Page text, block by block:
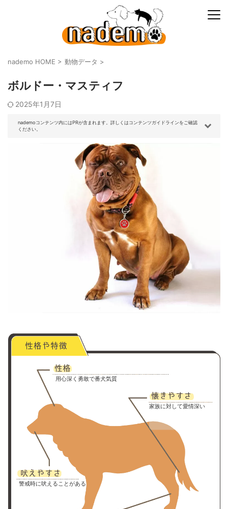
nademo HOME > 動物データ >
ボルドー・マスティフ
2025年1月7日
nademoコンテンツ内にはPRが含まれます。詳しくはコンテンツガイドラインをご確認
ください。
用心深く勇敢で番犬気質
家族に対して愛情深い
警戒時に吠えることがある